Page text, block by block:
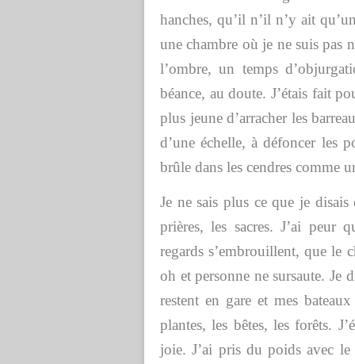
hanches, qu’il n’il n’y ait
une chambre où je ne suis pas
l’ombre, un temps
béance, au doute. J’étais fait
plus jeune d’arracher les
d’une échelle, à défoncer les
brûle dans les cendres comme
Je ne sais plus ce que je
prières, les sacres. J’ai peur
regards s’embrouillent, que le
oh et personne ne sursaute. Je
restent en gare et mes
plantes, les bêtes, les forêts.
joie. J’ai pris du poids avec